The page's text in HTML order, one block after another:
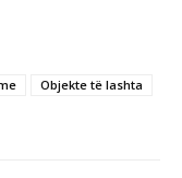
Objekte të lashta